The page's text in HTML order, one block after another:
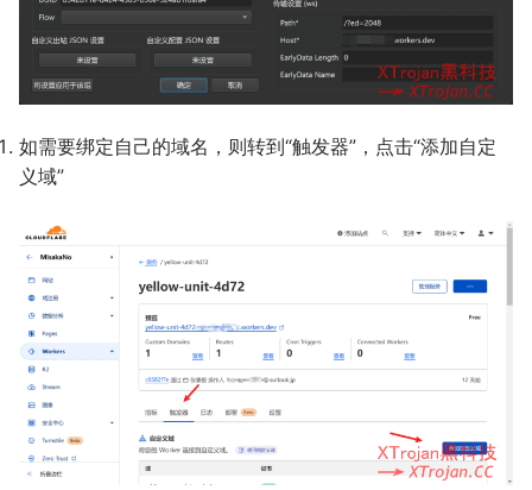
如需要绑定自己的域名，则转到“触发器”，点击“添加自定
义域”